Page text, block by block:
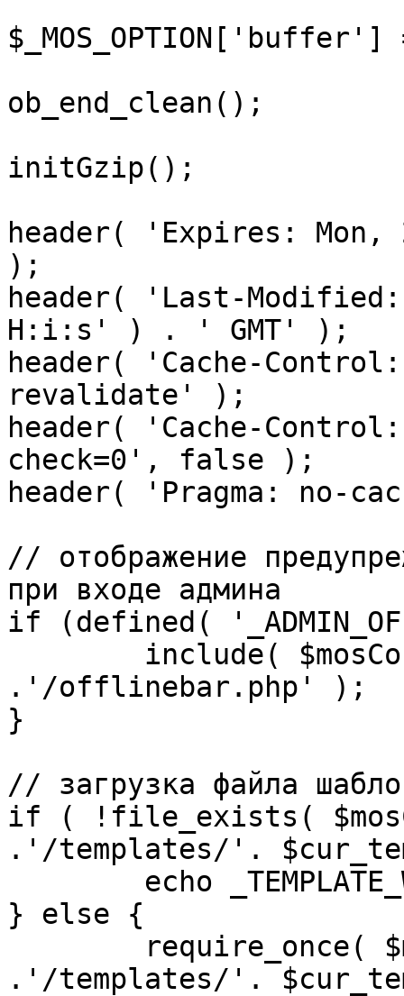
ob_end_clean();
initGzip();
header( 'Expires: Mon,
);
header( 'Last-
H:i:s' ) . ' GMT' );
header( 'Cache-
revalidate' );
header( 'Cache-
check=0', false );
header( 'Pragma: no-
// отображение
при входе админа
if (defined(
.'/offlinebar.php' );
}
// загрузка файла
if ( !file_exists(
.'/templates/'.
} else {
.'/templates/'.